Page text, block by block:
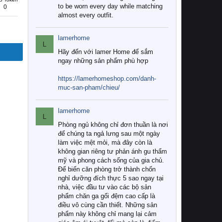
0
to be worn every day while matching
almost every outfit.
L
lamerhome
Hãy đến với lamer Home để sắm
ngay những sản phẩm phù hợp
https://lamerhomeshop.com/danh-
muc-san-pham/chieu/
L
lamerhome
Phòng ngủ không chỉ đơn thuần là nơi
để chúng ta ngả lưng sau một ngày
làm việc mệt mỏi, mà đây còn là
không gian riêng tư phản ánh gu thẩm
mỹ và phong cách sống của gia chủ.
Để biến căn phòng trở thành chốn
nghỉ dưỡng đích thực 5 sao ngay tại
nhà, việc đầu tư vào các bộ sản
phẩm chăn ga gối đệm cao cấp là
điều vô cùng cần thiết. Những sản
phẩm này không chỉ mang lại cảm